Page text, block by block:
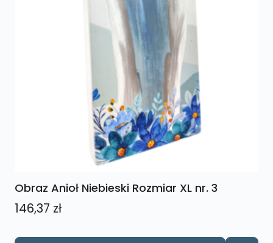
Obraz Anioł Niebieski Rozmiar XL nr. 3
146,37 zł